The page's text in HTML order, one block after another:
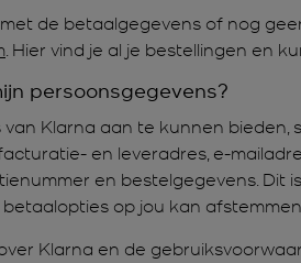
de betaalgegevens of nog
. Hier vind je al je bestellingen en
persoonsgegevens?
Klarna aan te kunnen
en leveradres, e-
en bestelgegevens.
op jou kan afstemmen.
Klarna en de